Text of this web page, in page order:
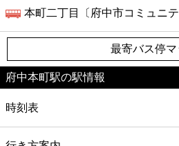
本町二丁目〔府中市コミュニ
最寄バス停
府中本町駅の駅情報
時刻表